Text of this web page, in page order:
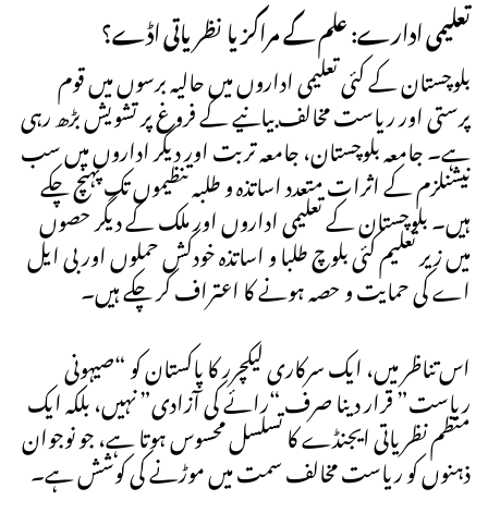
تعلیمی ادارے: علم کے مراکز یا نظریاتی اڈے؟
بلوچستان کے کئی تعلیمی اداروں میں حالیہ برسوں میں قوم
پرستی اور ریاست مخالف بیانیے کے فروغ پر تشویش بڑھ رہی
ہے۔ جامعہ بلوچستان، جامعہ تربت اور دیگر اداروں میں سب
نیشنلزم کے اثرات متعدد اساتذہ و طلبہ تنظیموں تک پہنچ چکے
ہیں۔ بلوچستان کے تعلیمی اداروں اور ملک کے دیگر حصوں
میں زیر تعلیم کئی بلوچ طلبا و اساتذہ خودکش حملوں اور بی ایل
اے کی حمایت و حصہ ہونے کا اعتراف کر چکے ہیں۔
اس تناظر میں، ایک سرکاری لیکچرر کا پاکستان کو “صیہونی
ریاست” قرار دینا صرف “رائے کی آزادی” نہیں، بلکہ ایک
منظم نظریاتی ایجنڈے کا تسلسل محسوس ہوتا ہے، جو نوجوان
ذہنوں کو ریاست مخالف سمت میں موڑنے کی کوشش ہے۔